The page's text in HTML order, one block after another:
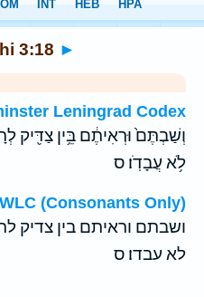
3:18 ►
Leningrad Codex
וְשַׁבְתֶּם֙ וּרְאִיתֶ֔ם בֵּ֥ין צַדִּ֖יק
לֹ֥א עֲבָדֹֽו׃ ס
WLC (Consonants Only)
ושבתם וראיתם בין צדיק
לא עבדו׃ ס